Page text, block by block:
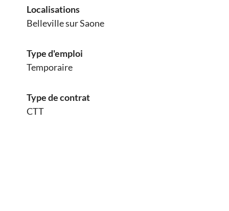
Localisations
Belleville sur Saone
Type d'emploi
Temporaire
Type de contrat
CTT